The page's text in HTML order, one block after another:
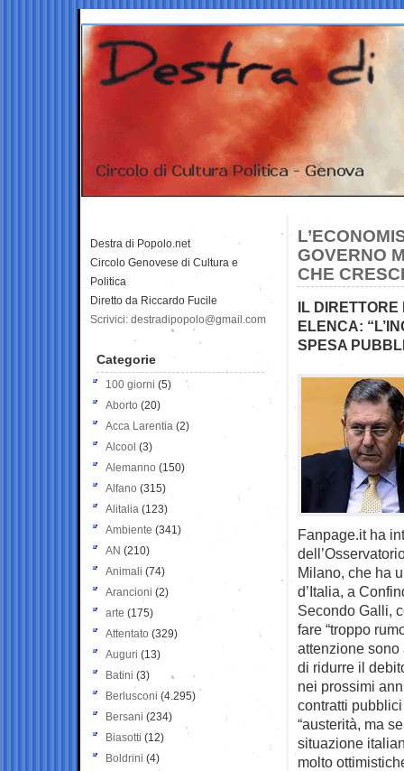
GOVERNO
CHE
IL DIRETTORE
ELENCA:
SPESA
Fanpage.it ha
Milano, che ha
d’Italia, a
Secondo Galli,
fare “troppo
attenzione sono
di ridurre il
nei prossimi
contratti
“austerità, ma
situazione
molto
Destra di Popolo.net
Circolo Genovese di Cultura e
Politica
Diretto da Riccardo Fucile
Scrivici: destradipopolo@gmail.com
Categorie
100 giorni (5)
Aborto (20)
Acca Larentia (2)
Alcool (3)
Alemanno (150)
Alfano (315)
Alitalia (123)
Ambiente (341)
AN (210)
Animali (74)
Arancioni (2)
arte (175)
Attentato (329)
Auguri (13)
Batini (3)
Berlusconi (4.295)
Bersani (234)
Biasotti (12)
Boldrini (4)